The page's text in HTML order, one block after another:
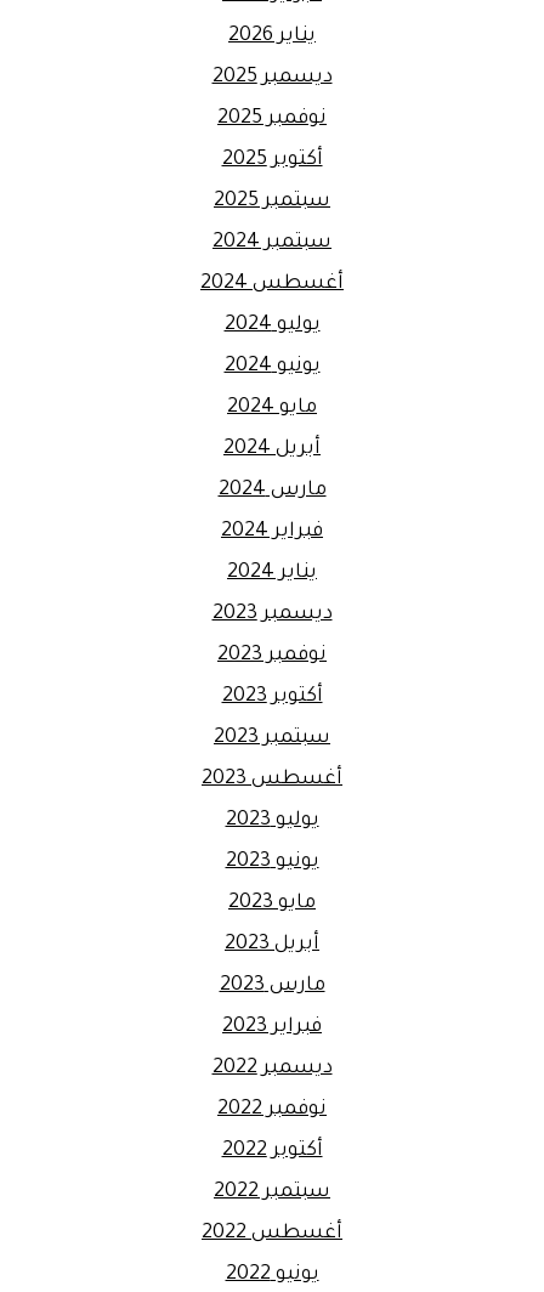
يناير 2026
ديسمبر 2025
نوفمبر 2025
أكتوبر 2025
سبتمبر 2025
سبتمبر 2024
أغسطس 2024
يوليو 2024
يونيو 2024
مايو 2024
أبريل 2024
مارس 2024
فبراير 2024
يناير 2024
ديسمبر 2023
نوفمبر 2023
أكتوبر 2023
سبتمبر 2023
أغسطس 2023
يوليو 2023
يونيو 2023
مايو 2023
أبريل 2023
مارس 2023
فبراير 2023
ديسمبر 2022
نوفمبر 2022
أكتوبر 2022
سبتمبر 2022
أغسطس 2022
يونيو 2022